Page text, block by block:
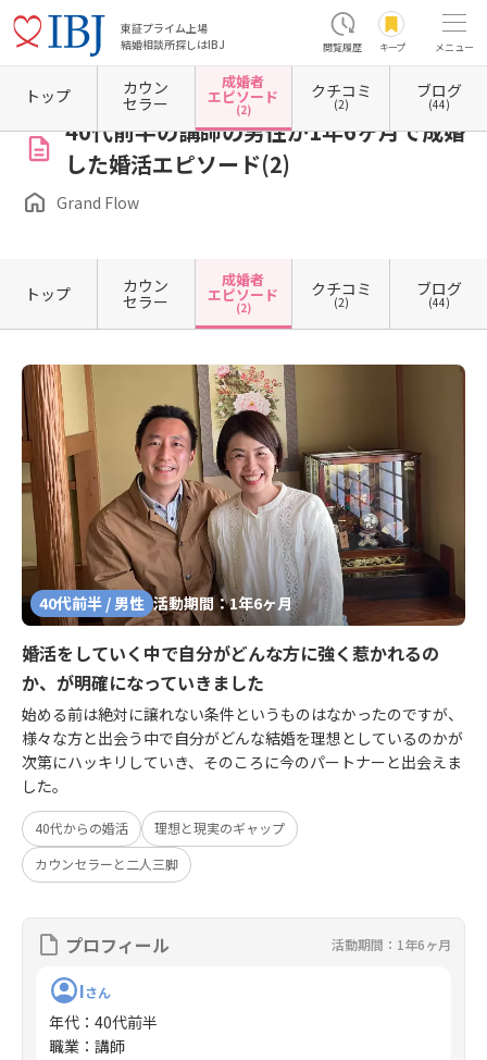
東証プライム上場
結婚相談所探しはIBJ
閲覧履歴 キープ メニュー
ホーム 東京都の結婚相談所 東京都八王子市 Grand Flow 成婚者エピソード一覧
40代前半の講師の男性が1年6ヶ月で成婚
した婚活エピソード(2)
Grand Flow
トップ カウン
セラー
成婚者
エピソード
(2)
クチコミ
(2)
ブログ
(44)
トップ カウン
セラー
成婚者
エピソード
(2)
クチコミ
(2)
ブログ
(44)
40代前半 / 男性 活動期間：1年6ヶ月
婚活をしていく中で自分がどんな方に強く惹かれるの
か、が明確になっていきました
始める前は絶対に譲れない条件というものはなかったのですが、
様々な方と出会う中で自分がどんな結婚を理想としているのかが
次第にハッキリしていき、そのころに今のパートナーと出会えま
した。
40代からの婚活
理想と現実のギャップ
カウンセラーと二人三脚
プロフィール 活動期間：1年6ヶ月
Iさん
年代 ： 40代前半
職業 ： 講師